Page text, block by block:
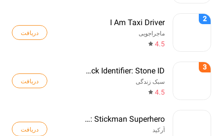
2
I Am Taxi Driver
ماجراجویی
4.5
دریافت
3
Rock Identifier: Stone ID
سبک زندگی
4.5
دریافت
Web Master: Stickman Superhero
آرکید دریافت